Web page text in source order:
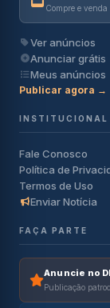
Compre e venda
Ver anúncios
Anunciar grátis
Meus anúncios
Publicar agora →
INSTITUCIONAL
Fale Conosco
Política de
Termos de Uso
Enviar Notícia
FAÇA PARTE
Anuncie no
Publicação